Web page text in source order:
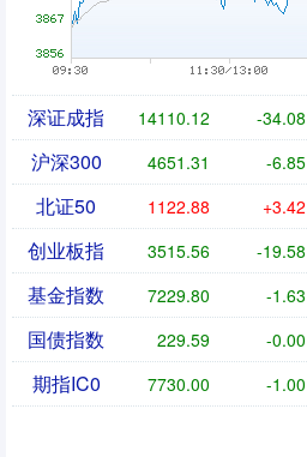
深证成指 14110.12 -34.08
沪深300 4651.31 -6.85
北证50 1122.88 +3.42
创业板指 3515.56 -19.58
基金指数 7229.80 -1.63
国债指数 229.59 -0.00
期指IC0 7730.00 -1.00